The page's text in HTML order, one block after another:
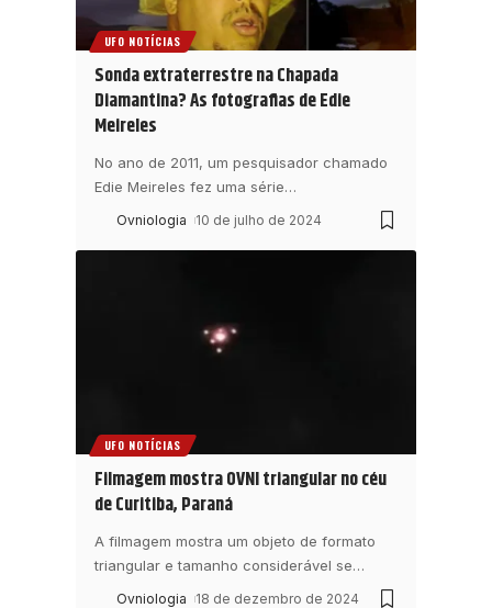
UFO NOTÍCIAS
Sonda extraterrestre na Chapada
Diamantina? As fotografias de Edie
Meireles
No ano de 2011, um pesquisador chamado
Edie Meireles fez uma série…
Ovniologia 10 de julho de 2024
UFO NOTÍCIAS
Filmagem mostra OVNI triangular no céu
de Curitiba, Paraná
A filmagem mostra um objeto de formato
triangular e tamanho considerável se…
Ovniologia 18 de dezembro de 2024